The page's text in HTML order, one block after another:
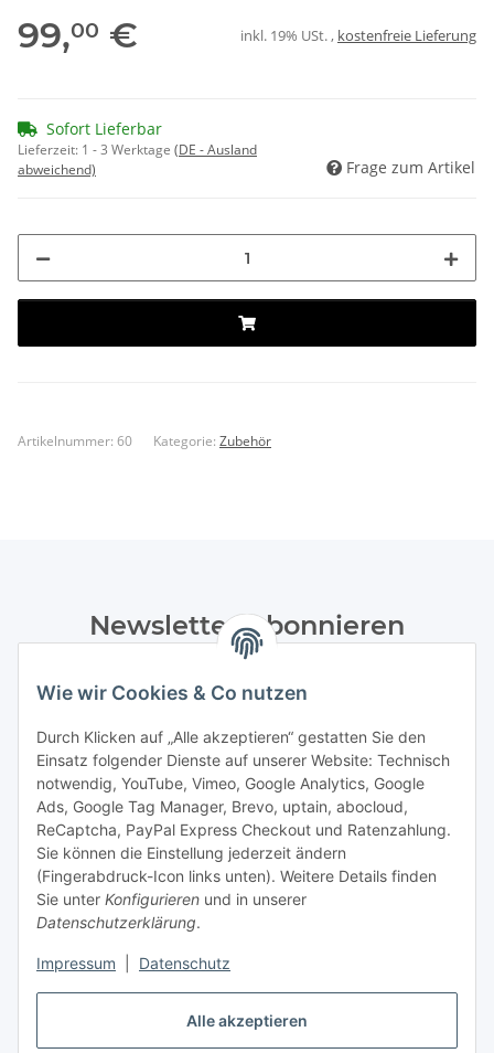
Alle akzeptieren
Wie wir Cookies & Co nutzen
Durch Klicken auf „Alle akzeptieren“ gestatten Sie den
Einsatz folgender Dienste auf unserer Website: Technisch
notwendig, YouTube, Vimeo, Google Analytics, Google
Ads, Google Tag Manager, Brevo, uptain, abocloud,
ReCaptcha, PayPal Express Checkout und Ratenzahlung.
Sie können die Einstellung jederzeit ändern
(Fingerabdruck-Icon links unten). Weitere Details finden
Sie unter Konfigurieren und in unserer
Datenschutzerklärung.
Impressum Datenschutz
99,00 € inkl. 19% USt. , kostenfreie Lieferung
Sofort Lieferbar
Lieferzeit: 1 - 3 Werktage (DE - Ausland
abweichend)
Frage zum Artikel
Artikelnummer: 60 Kategorie: Zubehör
Newsletter Abonnieren
Datenschutzerklärungregelmäßig und jederzeit widerruflich
Abonnieren
Newsletter Abonnieren
Gesetzliche Informationen
Informationen
Vertrag widerrufen